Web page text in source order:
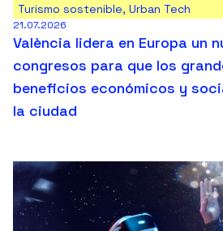
Turismo sostenible, Urban Tech
21.07.2026
València lidera en Europa un
congresos para que los
beneficios económicos y
la ciudad